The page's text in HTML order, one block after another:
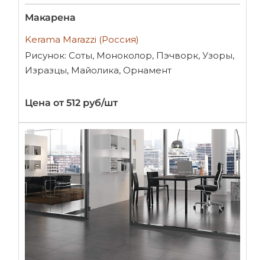
Макарена
Kerama Marazzi (Россия)
Рисунок: Соты, Моноколор, Пэчворк, Узоры,
Изразцы, Майолика, Орнамент
Цена от 512 руб/шт